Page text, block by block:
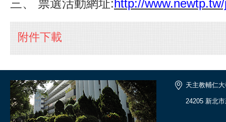
三、 票選活動網址:http://
附件下載
天主教輔仁
24205 新北